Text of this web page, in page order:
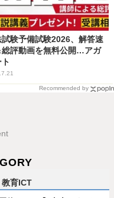
試験予備試験2026、解答速
総評動画を無料公開…アガ
Recommended by
教育ICT